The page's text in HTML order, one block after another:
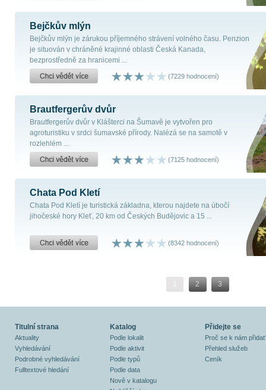
Bejčkův mlýn
Bejčkův mlýn je zárukou příjemného strávení volného času. Penzion
je situován v chráněné krajinné oblasti Česká Kanada,
bezprostředně za hranicemi ...
(7229 hodnocení)
Brautfergerův dvůr
Brautfergerův dvůr v Klášterci na Šumavě je vytvořen pro
agroturistiku v srdci šumavské přírody. Nalézá se na samotě v
rozlehlém ...
(7125 hodnocení)
Chata Pod Kletí
Chata Pod Kletí je turistická základna, kterou najdete na úbočí
jihočeské hory Kleť, 20 km od Českých Budějovic a 15 ...
(8342 hodnocení)
1 2 3
Titulní strana
Aktuality
Vyhledávání
Podrobné vyhledávání
Fulltextové hledání
Katalog
Podle lokalit
Podle aktivit
Podle typů
Podle data
Nově v katalogu
Přidejte se
Proč se k nám
Přehled služeb
Ceník